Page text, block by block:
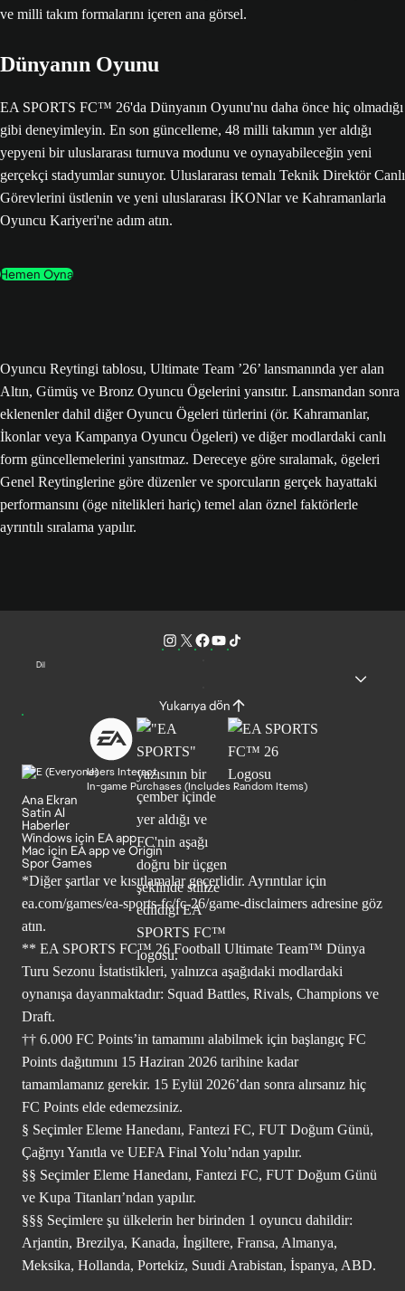
Dünyanın Oyunu
EA SPORTS FC™ 26'da Dünyanın Oyunu'nu daha önce hiç olmadığı
gibi deneyimleyin. En son güncelleme, 48 milli takımın yer aldığı
yepyeni bir uluslararası turnuva modunu ve oynayabileceğin yeni
gerçekçi stadyumlar sunuyor. Uluslararası temalı Teknik Direktör Canlı
Görevlerini üstlenin ve yeni uluslararası İKONlar ve Kahramanlarla
Oyuncu Kariyeri'ne adım atın.
Hemen Oyna
Oyuncu Reytingi tablosu, Ultimate Team ’26’ lansmanında yer alan
Altın, Gümüş ve Bronz Oyuncu Ögelerini yansıtır. Lansmandan sonra
eklenenler dahil diğer Oyuncu Ögeleri türlerini (ör. Kahramanlar,
İkonlar veya Kampanya Oyuncu Ögeleri) ve diğer modlardaki canlı
form güncellemelerini yansıtmaz. Dereceye göre sıralamak, ögeleri
Genel Reytinglerine göre düzenler ve sporcuların gerçek hayattaki
performansını (öge nitelikleri hariç) temel alan öznel faktörlerle
ayrıntılı sıralama yapılır.
Dil
Yukarıya dön
Users Interact
In-game Purchases (Includes Random Items)
Ana Ekran
Satin Al
Haberler
Windows için EA app
Mac için EA app ve Origin
Spor Games
*Diğer şartlar ve kısıtlamalar geçerlidir. Ayrıntılar için
ea.com/games/ea-sports-fc/fc-26/game-disclaimers adresine göz
atın.
** EA SPORTS FC™ 26 Football Ultimate Team™ Dünya
Turu Sezonu İstatistikleri, yalnızca aşağıdaki modlardaki
oynanışa dayanmaktadır: Squad Battles, Rivals, Champions ve
Draft.
†† 6.000 FC Points’in tamamını alabilmek için başlangıç FC
Points dağıtımını 15 Haziran 2026 tarihine kadar
tamamlamanız gerekir. 15 Eylül 2026’dan sonra alırsanız hiç
FC Points elde edemezsiniz.
§ Seçimler Eleme Hanedanı, Fantezi FC, FUT Doğum Günü,
Çağrıyı Yanıtla ve UEFA Final Yolu’ndan yapılır.
§§ Seçimler Eleme Hanedanı, Fantezi FC, FUT Doğum Günü
ve Kupa Titanları’ndan yapılır.
§§§ Seçimlere şu ülkelerin her birinden 1 oyuncu dahildir:
Arjantin, Brezilya, Kanada, İngiltere, Fransa, Almanya,
Meksika, Hollanda, Portekiz, Suudi Arabistan, İspanya, ABD.